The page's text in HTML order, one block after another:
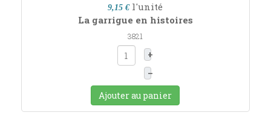
9,15 € l'unité
La garrigue en histoires
3821
+
–
Ajouter au panier